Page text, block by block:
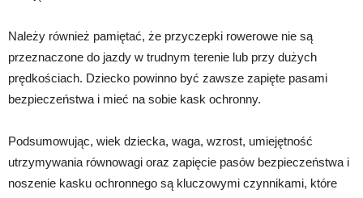
Należy również pamiętać, że przyczepki rowerowe nie są
przeznaczone do jazdy w trudnym terenie lub przy dużych
prędkościach. Dziecko powinno być zawsze zapięte pasami
bezpieczeństwa i mieć na sobie kask ochronny.
Podsumowując, wiek dziecka, waga, wzrost, umiejętność
utrzymywania równowagi oraz zapięcie pasów bezpieczeństwa i
noszenie kasku ochronnego są kluczowymi czynnikami, które